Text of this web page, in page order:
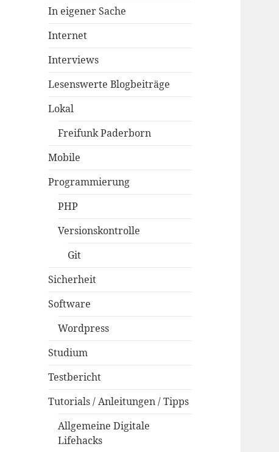
In eigener Sache
Internet
Interviews
Lesenswerte Blogbeiträge
Lokal
Freifunk Paderborn
Mobile
Programmierung
PHP
Versionskontrolle
Git
Sicherheit
Software
Wordpress
Studium
Testbericht
Tutorials / Anleitungen / Tipps
Allgemeine Digitale
Lifehacks